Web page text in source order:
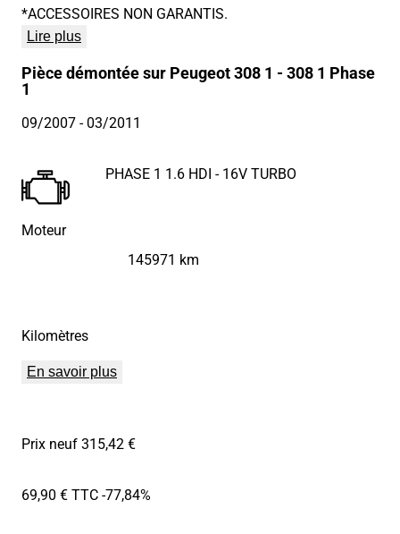
*ACCESSOIRES NON GARANTIS.
Lire plus
Pièce démontée sur Peugeot 308 1 - 308 1 Phase
1
09/2007- 03/2011
Moteur
PHASE 1 1.6 HDI - 16V TURBO
Kilomètres
145971 km
En savoir plus
Prix neuf 315,42 €
69,90 € TTC-77,84%